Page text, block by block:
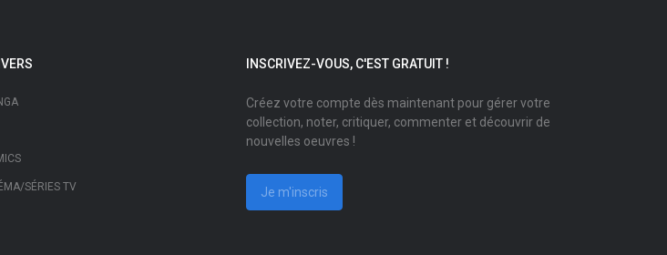
SÉRIES TV
INSCRIVEZ-VOUS, C'EST GRATUIT !
Créez votre compte dès maintenant pour gérer votre
collection, noter, critiquer, commenter et découvrir de
nouvelles oeuvres !
Je m'inscris